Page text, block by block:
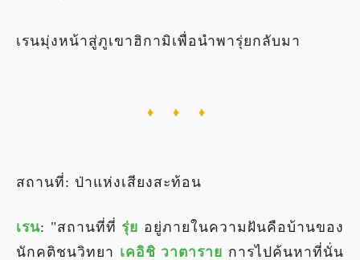
เรนมุ่งหน้าสู่ภูเขาฮิกามิเพื่อนำพารุ่ยกลับมา
♦ ♦ ♦
สถานที่: ป่าแห่งเสียงสะท้อน
เรน: "สถานที่ที่ รุ่ย อยู่ภายในความฝันคือบ้านของ
นักคติชนวิทยา เคอิชิ วาตาราย การไปค้นหาที่นั่น